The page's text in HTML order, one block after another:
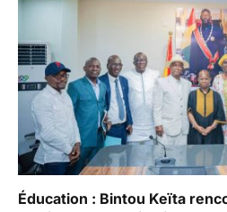
Éducation : Bintou Keïta